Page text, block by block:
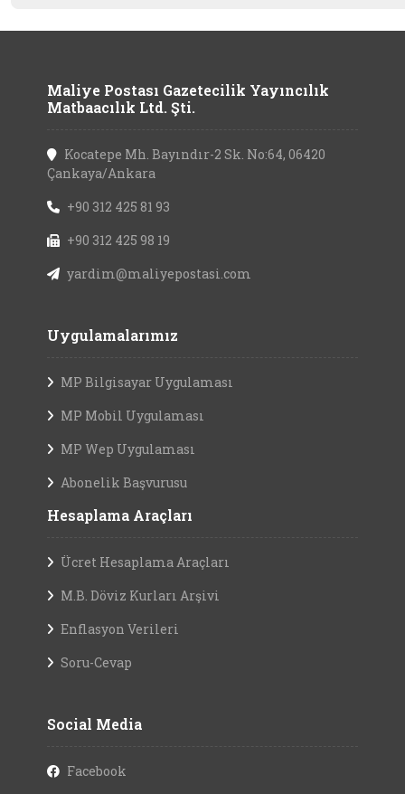
Maliye Postası Gazetecilik Yayıncılık
Matbaacılık Ltd. Şti.
Kocatepe Mh. Bayındır-2 Sk. No:64, 06420
Çankaya/Ankara
+90 312 425 81 93
+90 312 425 98 19
yardim@maliyepostasi.com
Uygulamalarımız
MP Bilgisayar Uygulaması
MP Mobil Uygulaması
MP Wep Uygulaması
Abonelik Başvurusu
Hesaplama Araçları
Ücret Hesaplama Araçları
M.B. Döviz Kurları Arşivi
Enflasyon Verileri
Soru-Cevap
Social Media
Facebook